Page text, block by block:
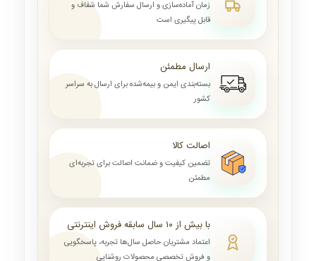
زمان آماده‌سازی و ارسال سفارش شما شفاف و
قابل پیگیری است
ارسال مطمئن
بسته‌بندی ایمن و بیمه‌شده برای ارسال به سراسر
کشور
اصالت کالا
تضمین کیفیت و ضمانت اصالت برای تجربه‌ای
مطمئن
با بیش از ۱۰ سال سابقه فروش اینترنتی
اعتماد مشتریان حاصل سال‌ها تجربه، پاسخگویی
و فروش تخصصی محصولات روشنایی